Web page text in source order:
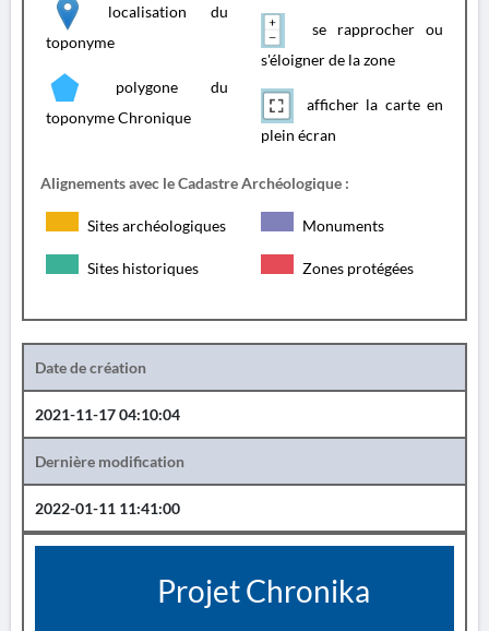
localisation du
toponyme
polygone du
toponyme Chronique
se rapprocher ou
s'éloigner de la zone
afficher la carte en
plein écran
Alignements avec le Cadastre Archéologique :
Sites archéologiques Monuments
Sites historiques Zones protégées
Date de création
2021-11-17 04:10:04
Dernière modification
2022-01-11 11:41:00
Projet Chronika